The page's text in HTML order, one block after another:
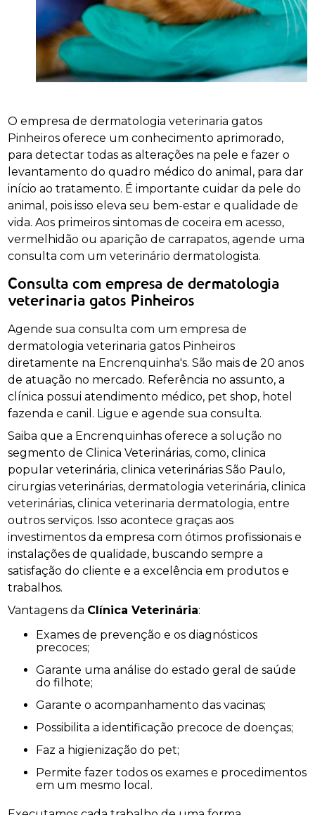
O empresa de dermatologia veterinaria gatos
Pinheiros oferece um conhecimento aprimorado,
para detectar todas as alterações na pele e fazer o
levantamento do quadro médico do animal, para dar
início ao tratamento. É importante cuidar da pele do
animal, pois isso eleva seu bem-estar e qualidade de
vida. Aos primeiros sintomas de coceira em acesso,
vermelhidão ou aparição de carrapatos, agende uma
consulta com um veterinário dermatologista.
Consulta com empresa de dermatologia
veterinaria gatos Pinheiros
Agende sua consulta com um empresa de
dermatologia veterinaria gatos Pinheiros
diretamente na Encrenquinha's. São mais de 20 anos
de atuação no mercado. Referência no assunto, a
clínica possui atendimento médico, pet shop, hotel
fazenda e canil. Ligue e agende sua consulta.
Saiba que a Encrenquinhas oferece a solução no
segmento de Clinica Veterinárias, como, clinica
popular veterinária, clinica veterinárias São Paulo,
cirurgias veterinárias, dermatologia veterinária, clinica
veterinárias, clinica veterinaria dermatologia, entre
outros serviços. Isso acontece graças aos
investimentos da empresa com ótimos profissionais e
instalações de qualidade, buscando sempre a
satisfação do cliente e a excelência em produtos e
trabalhos.
Vantagens da Clínica Veterinária:
Exames de prevenção e os diagnósticos
precoces;
Garante uma análise do estado geral de saúde
do filhote;
Garante o acompanhamento das vacinas;
Possibilita a identificação precoce de doenças;
Faz a higienização do pet;
Permite fazer todos os exames e procedimentos
em um mesmo local.